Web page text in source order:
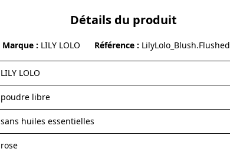
Détails du produit
Marque LILY LOLO Référence LilyLolo_Blush.Flushed
LILY LOLO
poudre libre
sans huiles essentielles
rose